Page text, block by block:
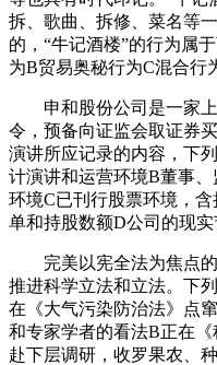
拆、歌曲、拆修、菜名等
的，“牛记酒楼”的行为属
为B贸易奥秘行为C混合行
申和股份公司是一家上
令，预备向证监会取证券
演讲所应记录的内容，下
计演讲和运营环境B董事
环境C已刊行股票环境，
单和持股数额D公司的现实
完美以宪全法为焦点的
推进科学立法和立法。下
在《大气污染防治法》点
和专家学者的看法B正在
赴下层调研，收罗果农、